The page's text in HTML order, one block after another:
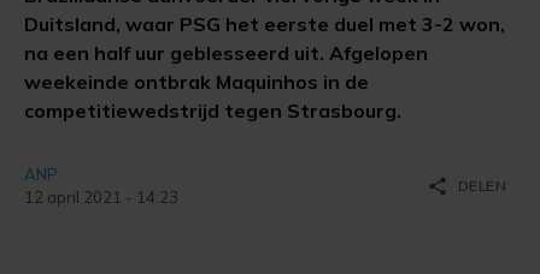
Duitsland, waar PSG het eerste duel met 3-2 won,
na een half uur geblesseerd uit. Afgelopen
weekeinde ontbrak Maquinhos in de
competitiewedstrijd tegen Strasbourg.
ANP
12 april 2021 - 14:23
share DELEN